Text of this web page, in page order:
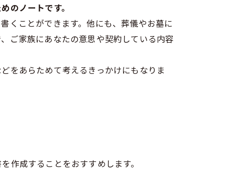
のノートです。
くことができます。他にも、葬儀やお墓に
ご家族にあなたの意思や契約している内容
をあらためて考えるきっかけにもなりま
作成することをおすすめします。